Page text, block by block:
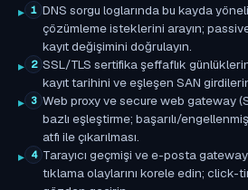
1 DNS sorgu loglarında bu kayda
çözümleme isteklerini arayın;
kayıt değişimini doğrulayın.
2 SSL/TLS sertifika şeffaflık
kayıt tarihini ve eşleşen SAN
3 Web proxy ve secure web gateway
bazlı eşleştirme; başarılı/
atfı ile çıkarılması.
4 Tarayıcı geçmişi ve e-posta
tıklama olaylarını korele edin; click-